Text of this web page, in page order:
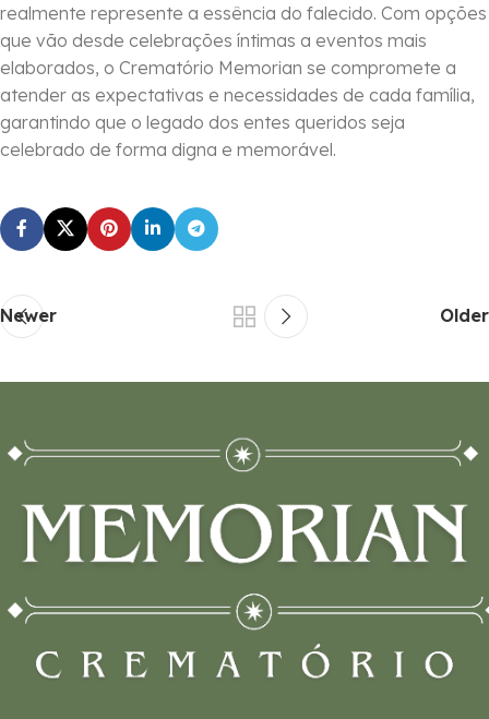
realmente represente a essência do falecido. Com opções
que vão desde celebrações íntimas a eventos mais
elaborados, o Crematório Memorian se compromete a
atender as expectativas e necessidades de cada família,
garantindo que o legado dos entes queridos seja
celebrado de forma digna e memorável.
Newer Older